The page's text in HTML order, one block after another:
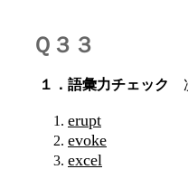
Ｑ３３
１．語彙力チェック
1. erupt a. 勃
2. evoke b. 勝
3. excel c. 呼